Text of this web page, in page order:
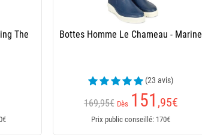
The
Bottes Homme Le Chameau - Marine
(23 avis)
169,95€ Dès 151 ,95€
Prix public conseillé: 170€